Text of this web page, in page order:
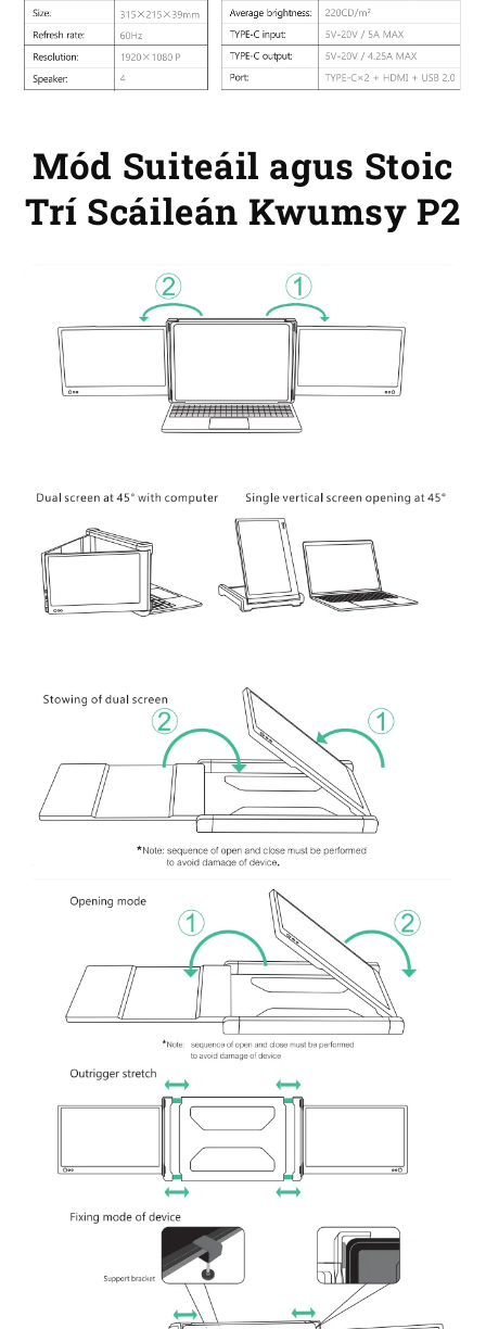
Mód Suiteáil agus Stoic
Trí Scáileán Kwumsy P2